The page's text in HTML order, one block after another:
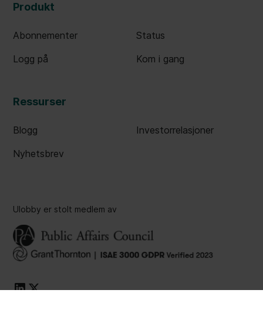
Produkt
Abonnementer
Status
Logg på
Kom i gang
Ressurser
Blogg
Investorrelasjoner
Nyhetsbrev
Ulobby er stolt medlem av